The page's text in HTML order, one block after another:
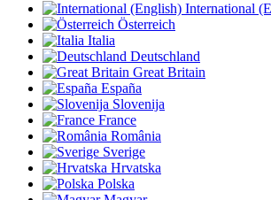
International
Österreich
Italia
Deutschland
Great Britain
España
Slovenija
France
România
Sverige
Hrvatska
Polska